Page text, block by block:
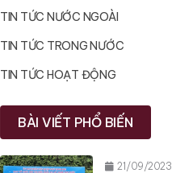
TIN TỨC NƯỚC NGOÀI
TIN TỨC TRONG NƯỚC
TIN TỨC HOẠT ĐỘNG
BÀI VIẾT PHỔ BIẾN
21/09/2023